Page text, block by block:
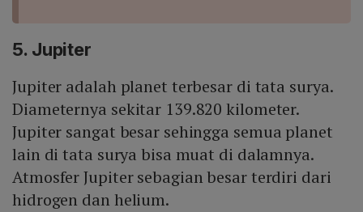
5. Jupiter
Jupiter adalah planet terbesar di tata surya.
Diameternya sekitar 139.820 kilometer.
Jupiter sangat besar sehingga semua planet
lain di tata surya bisa muat di dalamnya.
Atmosfer Jupiter sebagian besar terdiri dari
hidrogen dan helium.